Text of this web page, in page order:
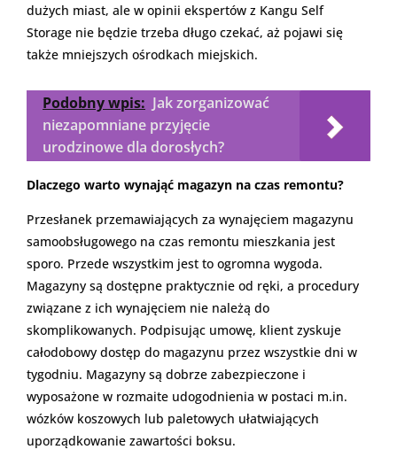
dużych miast, ale w opinii ekspertów z Kangu Self
Storage nie będzie trzeba długo czekać, aż pojawi się
także mniejszych ośrodkach miejskich.
Podobny wpis: Jak zorganizować
niezapomniane przyjęcie
urodzinowe dla dorosłych?
Dlaczego warto wynająć magazyn na czas remontu?
Przesłanek przemawiających za wynajęciem magazynu
samoobsługowego na czas remontu mieszkania jest
sporo. Przede wszystkim jest to ogromna wygoda.
Magazyny są dostępne praktycznie od ręki, a procedury
związane z ich wynajęciem nie należą do
skomplikowanych. Podpisując umowę, klient zyskuje
całodobowy dostęp do magazynu przez wszystkie dni w
tygodniu. Magazyny są dobrze zabezpieczone i
wyposażone w rozmaite udogodnienia w postaci m.in.
wózków koszowych lub paletowych ułatwiających
uporządkowanie zawartości boksu.